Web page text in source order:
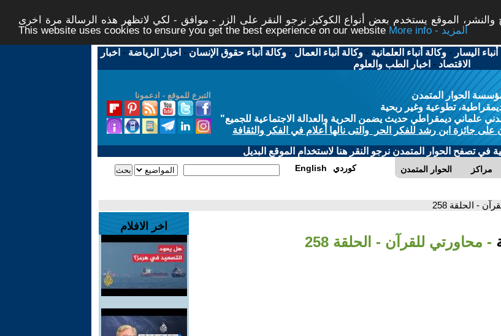
الموقع يستخدم بعض أنواع الكوكيز نرجو النقر على الزر - موافق - لكي لاتظهر هذه الرسالة مرة اخرى -
This website uses cookies to ensure you get the best experience on our website
More info - المزيد
اليسار -وكالة أنباء العلمانية -وكالة أنباء العمال -وكالة أنباء حقوق الإنسان - اخبار الرياضة - اخبار
الاقتصاد - اخبار الطب والعلوم
التبرع للموقع - ادعمونا
الحوار المتمدن
تطوعية وغير ربحية
علماني ديمقراطي حديث يضمن الحرية والعدالة الاجتماعية للجميع"
على جائزة ابن رشد للفكر الحر والتى نالها أعلام في الفكر والثقافة
في تصفح الحوار المتمدن نرجو النقر هنا لاستخدام الموقع البديل
الحوار المتمدن مراكز English كوردي
- الحلقة 258
- محاورتي للقرآن - الحلقة 258
اخر الافلام